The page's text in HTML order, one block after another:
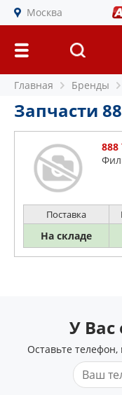
Москва
Главная Бренды
Запчасти
888
Поставка
На складе
У Вас
Оставьте